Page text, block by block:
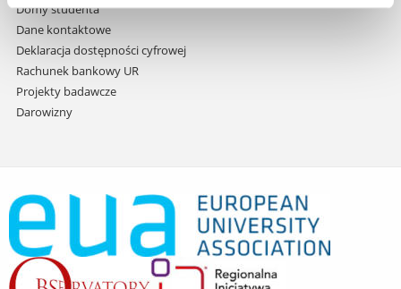
Domy studenta
Dane kontaktowe
Deklaracja dostępności cyfrowej
Rachunek bankowy UR
Projekty badawcze
Darowizny